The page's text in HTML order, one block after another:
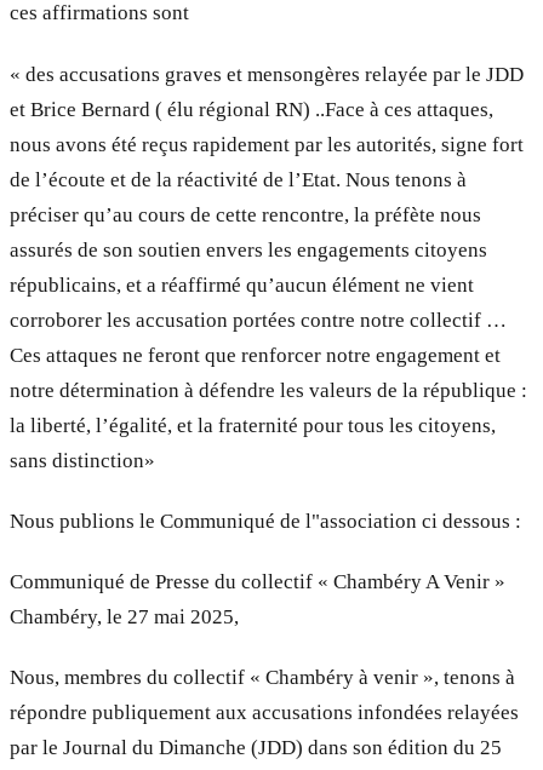
ces affirmations sont
« des accusations graves et mensongères relayée par le JDD
et Brice Bernard ( élu régional RN) ..Face à ces attaques,
nous avons été reçus rapidement par les autorités, signe fort
de l’écoute et de la réactivité de l’Etat. Nous tenons à
préciser qu’au cours de cette rencontre, la préfète nous
assurés de son soutien envers les engagements citoyens
républicains, et a réaffirmé qu’aucun élément ne vient
corroborer les accusation portées contre notre collectif …
Ces attaques ne feront que renforcer notre engagement et
notre détermination à défendre les valeurs de la république :
la liberté, l’égalité, et la fraternité pour tous les citoyens,
sans distinction»
Nous publions le Communiqué de l"association ci dessous :
Communiqué de Presse du collectif « Chambéry A Venir »
Chambéry, le 27 mai 2025,
Nous, membres du collectif « Chambéry à venir », tenons à
répondre publiquement aux accusations infondées relayées
par le Journal du Dimanche (JDD) dans son édition du 25